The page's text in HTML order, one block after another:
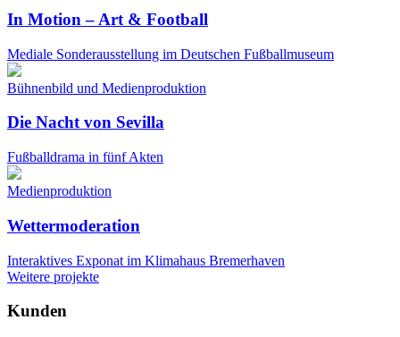
In Motion – Art & Football
Mediale Sonderausstellung im Deutschen Fußballmuseum
Bühnenbild und Medienproduktion
Die Nacht von Sevilla
Fußballdrama in fünf Akten
Medienproduktion
Wettermoderation
Interaktives Exponat im Klimahaus Bremerhaven
Weitere projekte
Kunden